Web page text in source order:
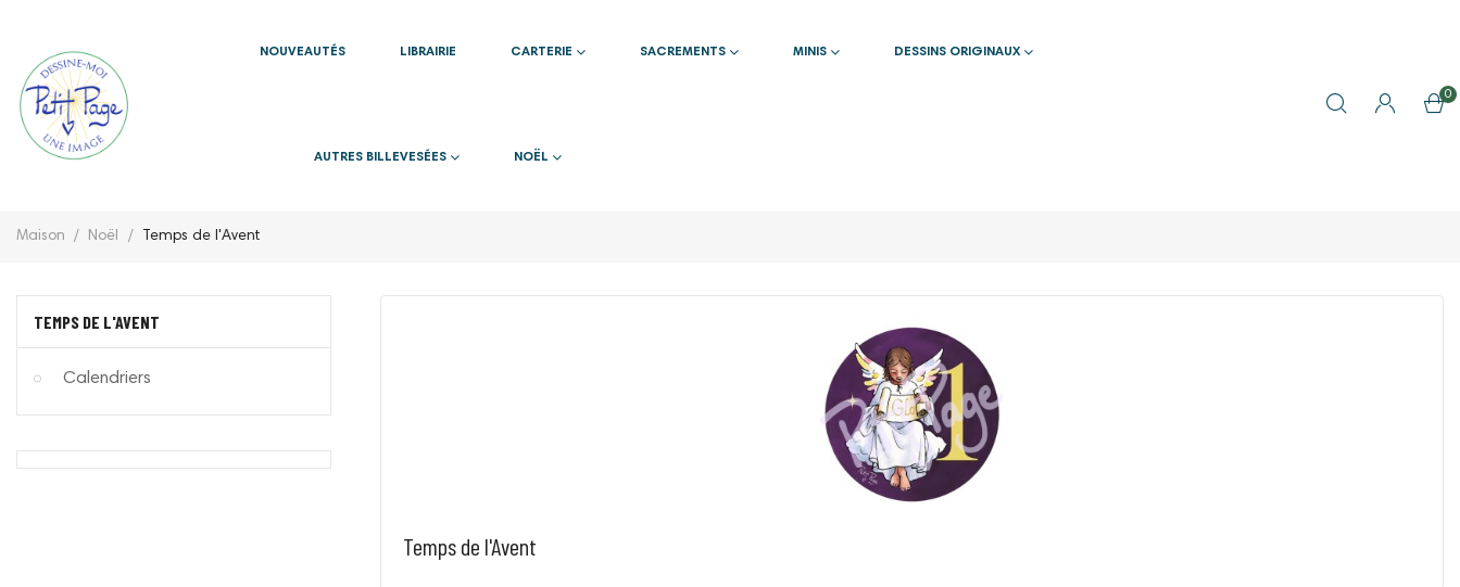
NOUVEAUTÉS LIBRAIRIE CARTERIE SACREMENTS MINIS DESSINS ORIGINAUX
AUTRES BILLEVESÉES NOËL
0
Maison Noël Temps de l'Avent
TEMPS DE L'AVENT
Calendriers
Temps de l'Avent